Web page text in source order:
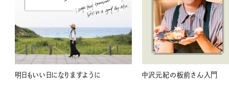
明日もいい日になりますように 中沢元紀の板前さん入門